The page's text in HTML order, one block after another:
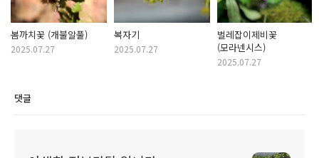
봄까치꽃 (개불알풀)
2025.07.27
복자기
2025.07.27
벌레잡이제비꽃
(모라넨시스)
2025.07.27
댓글